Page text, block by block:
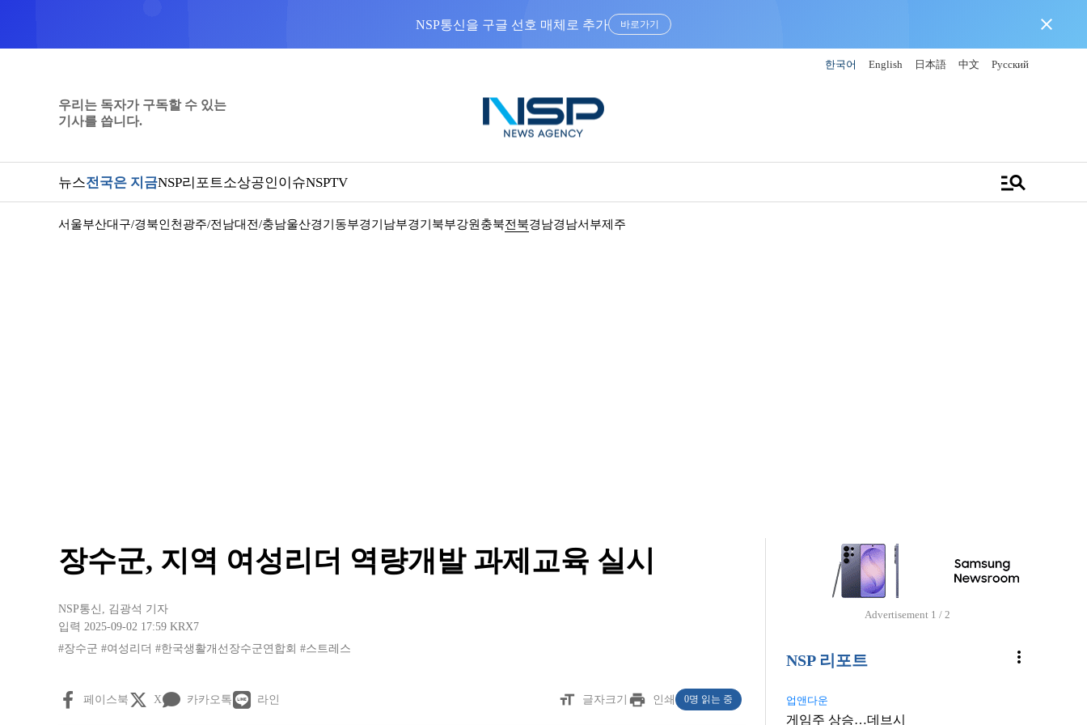
“우리는 독자가 구독할 수 있는 기사를 씁니다” close
한국어 English 日本語 中文 Русский
우리는 독자가 구독할 수 있는
기사를 씁니다.
뉴스전국은 지금NSP리포트소상공인이슈NSPTV manage_search
서울부산대구/경북인천 광주/전남대전/충남울산경기동부경기남부경기북부강원 충북전북경남경남서부제주
장수군, 지역 여성리더 역량개발 과제교육 실시
NSP통신 , 김광석 기자
입력 2025-09-02 17:59 KRX7
#장수군 #여성리더 #한국생활개선장수군연합회 #스트레스
페이스북 X 카카오톡 라인 format_size 글자크기 print 인쇄 0명 읽는 중
Advertisement 2 / 2
NSP 리포트 more_vert
업앤다운
게임주 상승…데브시